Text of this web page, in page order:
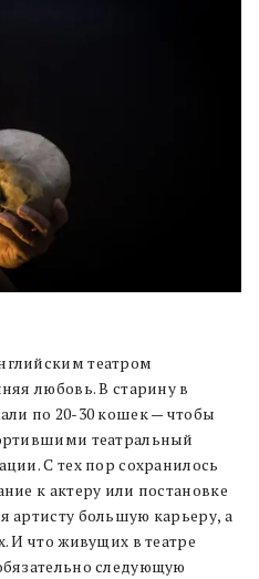
театром
любовь. В старину в
по 20-30 кошек — чтобы
театральный
С тех пор сохранилось
к актеру или постановке
артисту большую карьеру, а
И что живущих в театре
следующую